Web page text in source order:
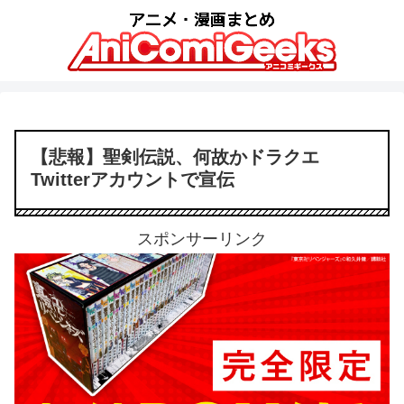
【悲報】聖剣伝説、何故かドラクエ
Twitterアカウントで宣伝
スポンサーリンク